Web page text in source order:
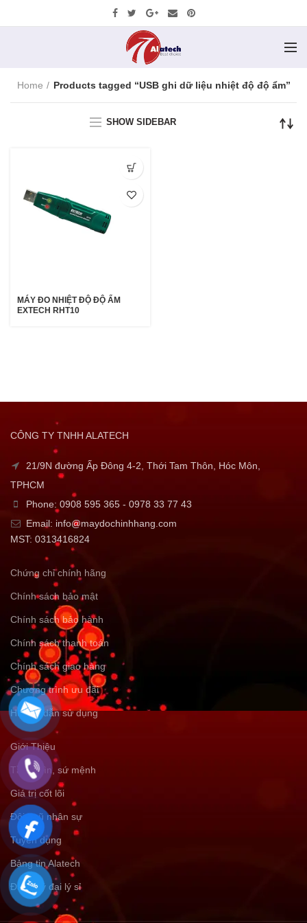
Home Products tagged “USB ghi dữ liệu nhiệt độ độ ẩm”
SHOW SIDEBAR
MÁY ĐO NHIỆT ĐỘ ĐỘ ẨM
EXTECH RHT10
CÔNG TY TNHH ALATECH
21/9N đường Ấp Đông 4-2, Thới Tam Thôn, Hóc Môn,
TPHCM
Phone: 0908 595 365 - 0978 33 77 43
Email: info@maydochinhhang.com
MST: 0313416824
Chứng chỉ chính hãng
Chính sách bảo mật
Chính sách bảo hành
Chính sách thanh toán
Chính sách giao hàng
Chương trình ưu đãi
Hướng dẫn sử dụng
Giới Thiệu
Tầm nhìn, sứ mệnh
Giá trị cốt lõi
Đội ngũ nhân sự
Tuyển dụng
Bảng tin Alatech
Đăng ký đại lý sỉ